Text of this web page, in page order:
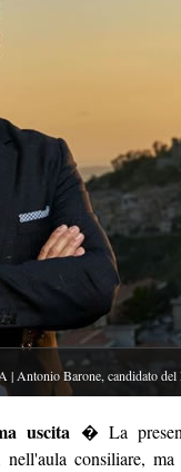
Barone, candidato del
uscita � La
consiliare,